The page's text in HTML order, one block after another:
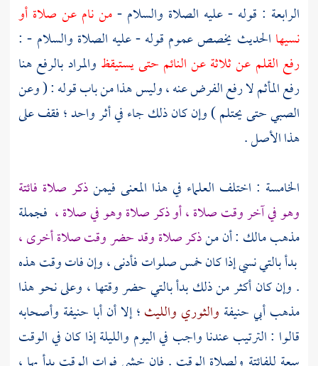
الرابعة : قوله - عليه الصلاة والسلام -من نام عن صلاة أو
نسيها الحديث يخصص عموم قوله - عليه الصلاة والسلام - :
رفع القلم عن ثلاثة عن النائم حتى يستيقظ والمراد بالرفع هنا
رفع المأثم لا رفع الفرض عنه ، وليس هذا من باب قوله : ( وعن
الصبي حتى يحتلم ) وإن كان ذلك جاء في أثر واحد ؛ فقف على
هذا الأصل .
الخامسة : اختلف العلماء في هذا المعنى فيمنذكر صلاة فائتة
وهو في آخر وقت صلاة ، أو ذكر صلاة وهو في صلاة ، فجملة
مذهبمالك : أن منذكر صلاة وقد حضر وقت صلاة أخرى ،
بدأ بالتي نسي إذا كان خمس صلوات فأدنى ، وإن فات وقت هذه
. وإن كان أكثر من ذلك بدأ بالتي حضر وقتها ، وعلى نحو هذا
مذهبأبي حنيفة والثوري والليث؛ إلا أنأبا حنيفة وأصحابه
قالوا : الترتيب عندنا واجب في اليوم والليلة إذا كان في الوقت